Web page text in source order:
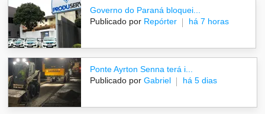
Governo do Paraná bloquei...
Publicado por Repórter há 7 horas
Ponte Ayrton Senna terá i...
Publicado por Gabriel há 5 dias